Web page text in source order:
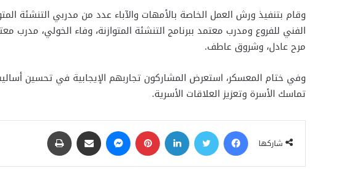
وقام بتنفيذ ورش العمل الخاصة بالأمهات والآباء عدد من مدربي التنشئة
الفني للفروع ومدرب معتمد ببرنامج التنشئة المتوازنة، وفاء الخولي،
مرح عادل، وشروق عاطف.
وفي ختام المعسكر، استعرض المشاركون تجاربهم الإيجابية في تحسين
تماسك الأسرة وتعزيز العلاقات الأسرية.
شاركها